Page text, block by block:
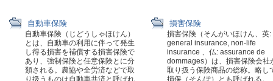
自動車保険
自動車保険（じどうしゃほけん）
とは、自動車の利用に伴って発生
し得る損害を補償する損害保険で
あり、強制保険と任意保険とに分
類される。農協や全労済などで取
り扱うものは自動車共済と呼ばれ
損害保険
損害保険（そんがいほけん、英:
general insurance, non-life
insurance 、仏: assurance de
dommages）は、損害保険会社
取り扱う保険商品の総称。略し
損保（そんぽ）とも呼ばれる。